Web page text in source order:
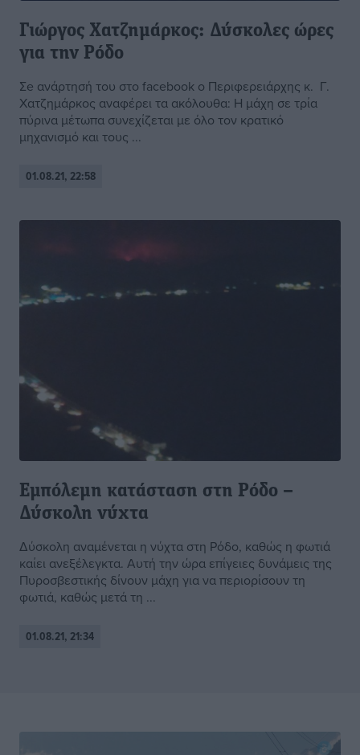
Γιώργος Χατζημάρκος: Δύσκολες ώρες
για την Ρόδο
Σe ανάρτησή του στο facebook ο Περιφερειάρχης κ. Γ.
Χατζημάρκος αναφέρει τα ακόλουθα: Η μάχη σε τρία
πύρινα μέτωπα συνεχίζεται με όλο τον κρατικό
μηχανισμό και τους ...
01.08.21, 22:58
Εμπόλεμη κατάσταση στη Ρόδο –
Δύσκολη νύχτα
Δύσκολη αναμένεται η νύχτα στη Ρόδο, καθώς η φωτιά
καίει ανεξέλεγκτα. Αυτή την ώρα επίγειες δυνάμεις της
Πυροσβεστικής δίνουν μάχη για να περιορίσουν τη
φωτιά, καθώς μετά τη ...
01.08.21, 21:34